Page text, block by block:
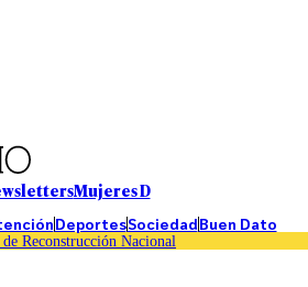
Mujeres D
DeportesSociedadBuen Dato
Reconstrucción Nacional